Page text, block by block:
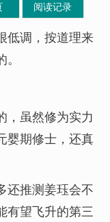
阅读记录
低调，按道理来
，虽然修为实力
婴期修士，还真
还推测姜珏会不
有望飞升的第三